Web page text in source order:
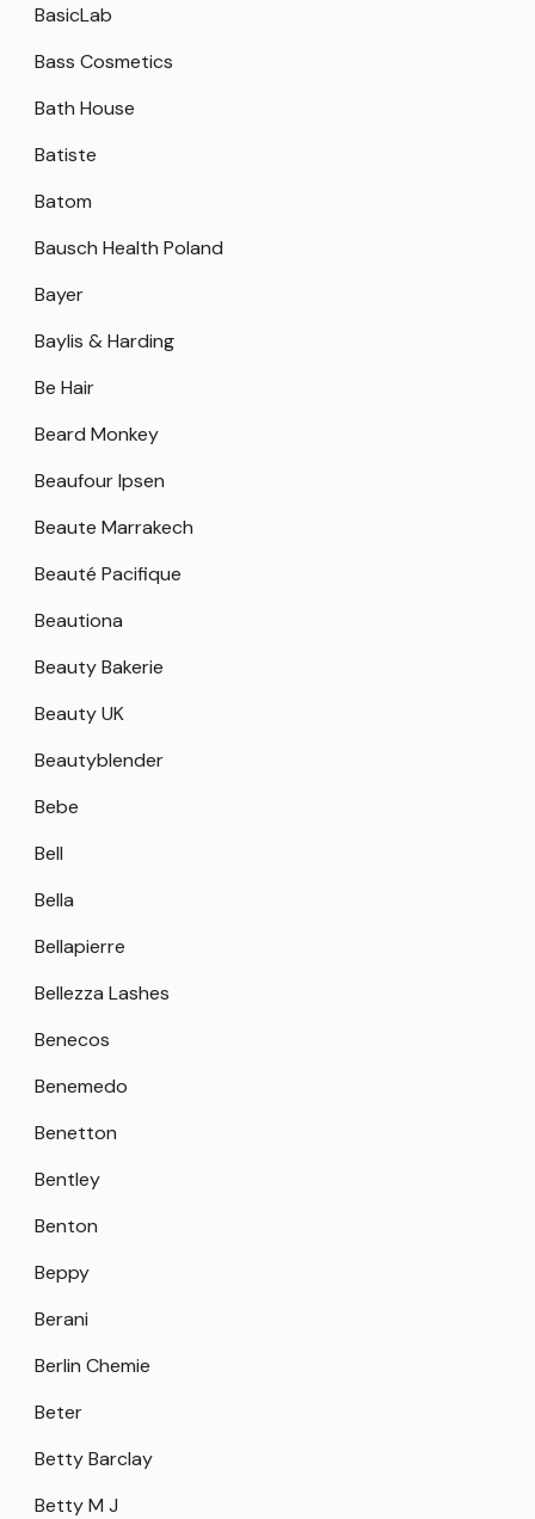
BasicLab
Bass Cosmetics
Bath House
Batiste
Batom
Bausch Health Poland
Bayer
Baylis & Harding
Be Hair
Beard Monkey
Beaufour Ipsen
Beaute Marrakech
Beauté Pacifique
Beautiona
Beauty Bakerie
Beauty UK
Beautyblender
Bebe
Bell
Bella
Bellapierre
Bellezza Lashes
Benecos
Benemedo
Benetton
Bentley
Benton
Beppy
Berani
Berlin Chemie
Beter
Betty Barclay
Betty M J